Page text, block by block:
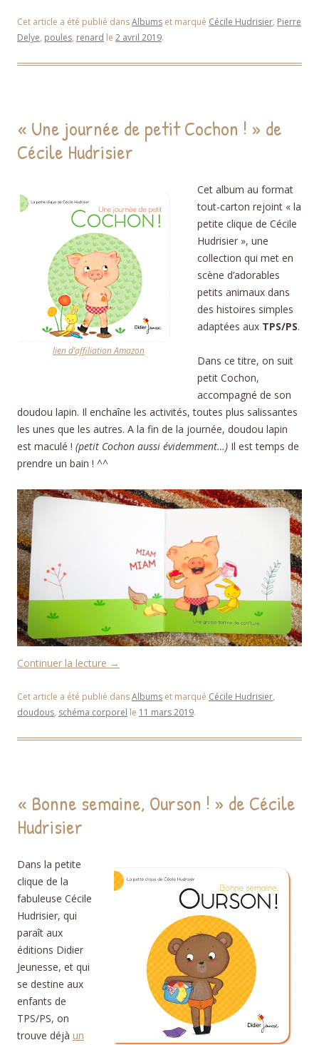
Cet article a été publié dansAlbums et marqué Cécile Hudrisier, Pierre
Delye, poules, renard le 2 avril 2019.
« Une journée de petit Cochon ! » de
Cécile Hudrisier
lien d’affiliation Amazon
Cet album au format
tout-carton rejoint « la
petite clique de Cécile
Hudrisier », une
collection qui met en
scène d’adorables
petits animaux dans
des histoires simples
adaptées aux TPS/PS.
Dans ce titre, on suit
petit Cochon,
accompagné de son
doudou lapin. Il enchaîne les activités, toutes plus salissantes
les unes que les autres. A la fin de la journée, doudou lapin
est maculé ! (petit Cochon aussi évidemment…) Il est temps de
prendre un bain ! ^^
Continuer la lecture →
Cet article a été publié dansAlbums et marqué Cécile Hudrisier,
doudous, schéma corporel le 11 mars 2019.
« Bonne semaine, Ourson ! » de Cécile
Hudrisier
Dans la petite
clique de la
fabuleuse Cécile
Hudrisier, qui
paraît aux
éditions Didier
Jeunesse, et qui
se destine aux
enfants de
TPS/PS, on
trouve déjà un